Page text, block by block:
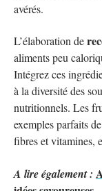
avérés.
L’élaboration de
aliments peu
Intégrez ces
à la diversité des
nutritionnels. Les
exemples parfaits
fibres et vitamines,
A lire également :